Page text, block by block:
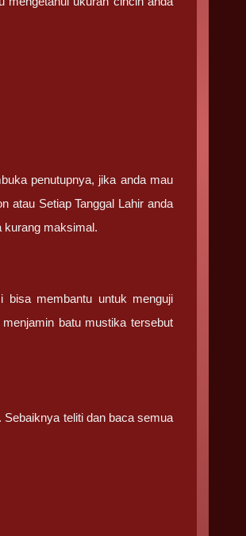
penutupnya, jika anda mau
atau Setiap Tanggal Lahir anda
kurang maksimal.
bisa membantu untuk menguji
batu mustika tersebut
teliti dan baca semua